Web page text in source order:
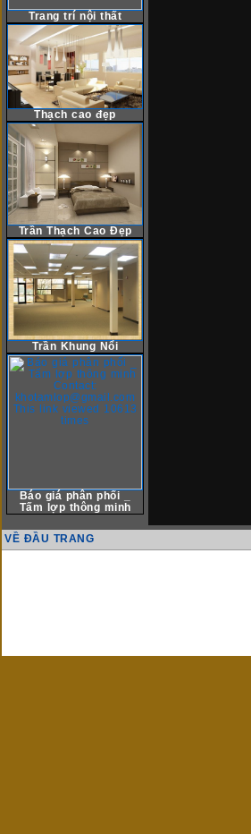
Trang trí nội thất
Thạch cao đẹp
Trần Thạch Cao Đẹp
Trần Khung Nổi
Báo giá phân phối _
Tấm lợp thông minh
VỀ ĐẦU TRANG